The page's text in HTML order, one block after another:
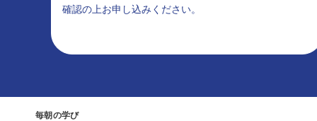
確認の上お申し込みください。
毎朝の学び